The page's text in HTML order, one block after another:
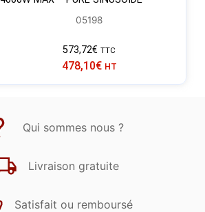
05198
573,72€ TTC
478,10€ HT
Qui sommes nous ?
Livraison gratuite
Satisfait ou remboursé